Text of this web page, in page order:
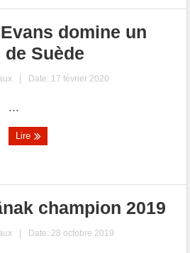
domine un
Suède
| Date: 17 février 2020
...
Lire
champion 2019
| Date: 28 octobre 2019